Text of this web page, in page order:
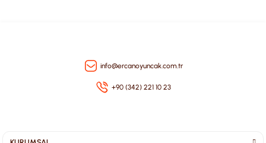
info@ercanoyuncak.com.tr
+90 (342) 221 10 23